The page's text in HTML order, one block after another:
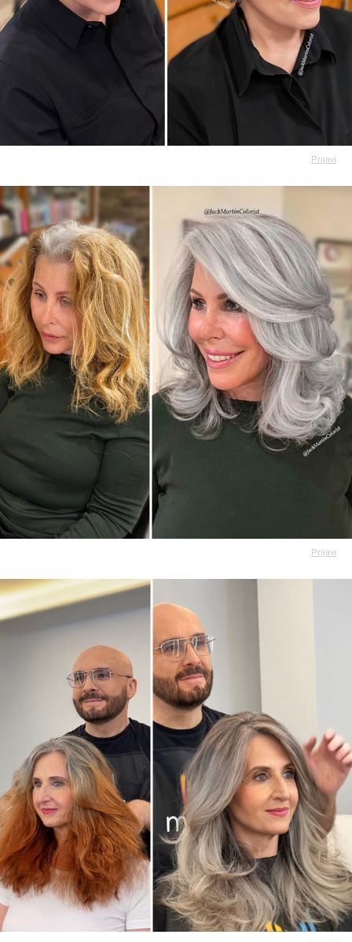
Prijavi
Prijavi